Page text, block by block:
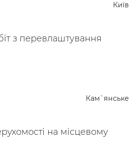
Київ
з перевлаштування
Кам`янське
на місцевому